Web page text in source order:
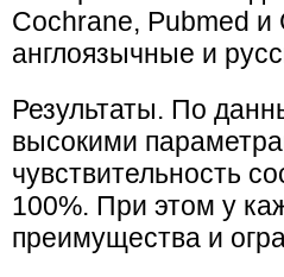
Cochrane, Pubmed и
англоязычные и
Результаты. По
высокими
чувствительность
100%. При этом у
преимущества и